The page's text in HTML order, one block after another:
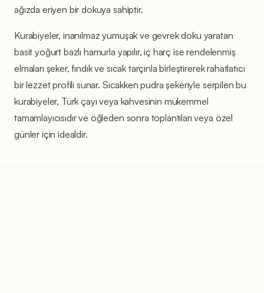
ağızda eriyen bir dokuya sahiptir.
Kurabiyeler, inanılmaz yumuşak ve gevrek doku yaratan
basit yoğurt bazlı hamurla yapılır, iç harç ise rendelenmiş
elmaları şeker, fındık ve sıcak tarçınla birleştirerek rahatlatıcı
bir lezzet profili sunar. Sıcakken pudra şekeriyle serpilen bu
kurabiyeler, Türk çayı veya kahvesinin mükemmel
tamamlayıcısıdır ve öğleden sonra toplantıları veya özel
günler için idealdir.